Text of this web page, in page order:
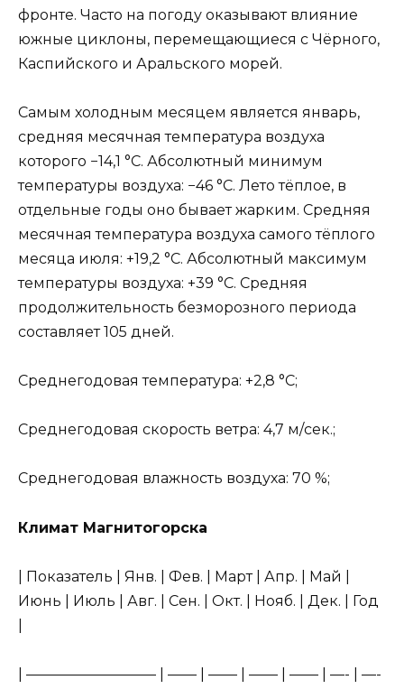
фронте. Часто на погоду оказывают влияние
южные циклоны, перемещающиеся с Чёрного,
Каспийского и Аральского морей.
Самым холодным месяцем является январь,
средняя месячная температура воздуха
которого −14,1 °C. Абсолютный минимум
температуры воздуха: −46 °C. Лето тёплое, в
отдельные годы оно бывает жарким. Средняя
месячная температура воздуха самого тёплого
месяца июля: +19,2 °C. Абсолютный максимум
температуры воздуха: +39 °C. Средняя
продолжительность безморозного периода
составляет 105 дней.
Среднегодовая температура: +2,8 °C;
Среднегодовая скорость ветра: 4,7 м/сек.;
Среднегодовая влажность воздуха: 70 %;
Климат Магнитогорска
| Показатель | Янв. | Фев. | Март | Апр. | Май |
Июнь | Июль | Авг. | Сен. | Окт. | Нояб. | Дек. | Год
| ————————— | —— | —— | —— | —— | —- | —-